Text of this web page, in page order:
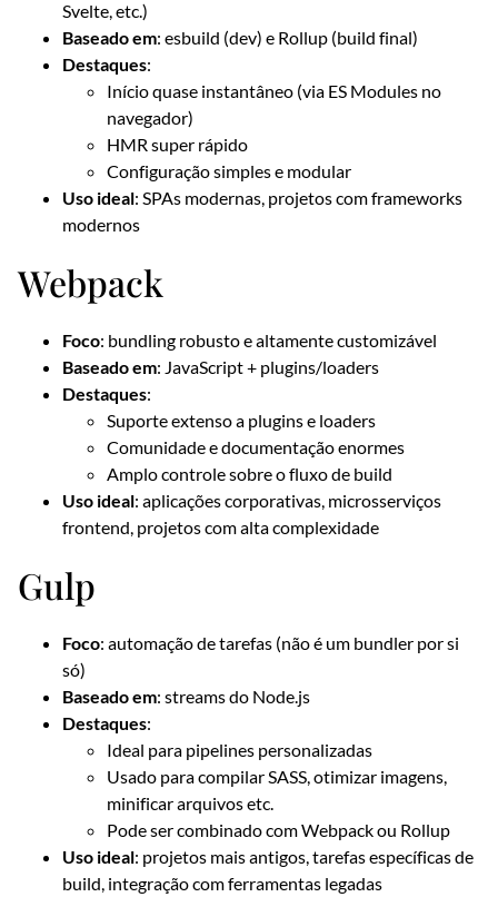
Svelte, etc.)
Baseado em: esbuild (dev) e Rollup (build final)
Destaques:
Início quase instantâneo (via ES Modules no
navegador)
HMR super rápido
Configuração simples e modular
Uso ideal: SPAs modernas, projetos com frameworks
modernos
Webpack
Foco: bundling robusto e altamente customizável
Baseado em: JavaScript + plugins/loaders
Destaques:
Suporte extenso a plugins e loaders
Comunidade e documentação enormes
Amplo controle sobre o fluxo de build
Uso ideal: aplicações corporativas, microsserviços
frontend, projetos com alta complexidade
Gulp
Foco: automação de tarefas (não é um bundler por si
só)
Baseado em: streams do Node.js
Destaques:
Ideal para pipelines personalizadas
Usado para compilar SASS, otimizar imagens,
minificar arquivos etc.
Pode ser combinado com Webpack ou Rollup
Uso ideal: projetos mais antigos, tarefas específicas de
build, integração com ferramentas legadas